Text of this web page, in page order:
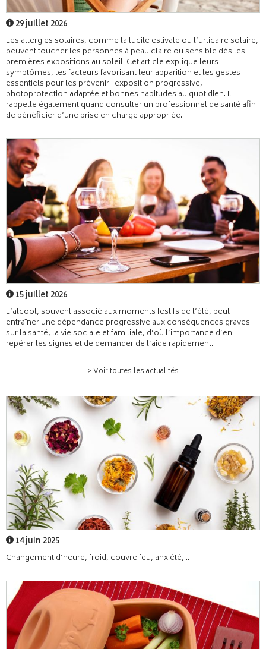
29 juillet 2026
Les allergies solaires, comme la lucite estivale ou l’urticaire solaire,
peuvent toucher les personnes à peau claire ou sensible dès les
premières expositions au soleil. Cet article explique leurs
symptômes, les facteurs favorisant leur apparition et les gestes
essentiels pour les prévenir : exposition progressive,
photoprotection adaptée et bonnes habitudes au quotidien. Il
rappelle également quand consulter un professionnel de santé afin
de bénéficier d’une prise en charge appropriée.
15 juillet 2026
L’alcool, souvent associé aux moments festifs de l’été, peut
entraîner une dépendance progressive aux conséquences graves
sur la santé, la vie sociale et familiale, d’où l’importance d’en
repérer les signes et de demander de l’aide rapidement.
> Voir toutes les actualités
14 juin 2025
Changement d’heure, froid, couvre feu, anxiété,...